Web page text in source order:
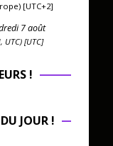
[UTC+2]
7 août
UTC) [UTC]
!
JOUR !